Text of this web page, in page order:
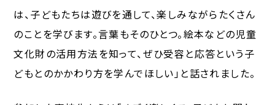
は、子どもたちは遊びを通して、楽しみながらたくさん
のことを学びます。言葉もそのひとつ。絵本などの児童
文化財の活用方法を知って、ぜひ受容と応答という子
どもとのかかわり方を学んでほしい」と話されました。